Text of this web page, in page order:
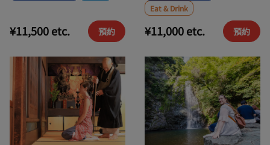
¥11,500 etc. 預約
Eat & Drink
¥11,000 etc. 預約